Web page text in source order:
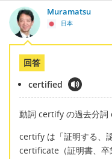
Muramatsu
日本
回答
certified
動詞 certify の過去分詞
certify は「証明する、
certificate（証明書、卒